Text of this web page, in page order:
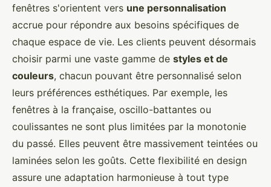
fenêtres s'orientent vers une personnalisation
accrue pour répondre aux besoins spécifiques de
chaque espace de vie. Les clients peuvent désormais
choisir parmi une vaste gamme de styles et de
couleurs, chacun pouvant être personnalisé selon
leurs préférences esthétiques. Par exemple, les
fenêtres à la française, oscillo-battantes ou
coulissantes ne sont plus limitées par la monotonie
du passé. Elles peuvent être massivement teintées ou
laminées selon les goûts. Cette flexibilité en design
assure une adaptation harmonieuse à tout type